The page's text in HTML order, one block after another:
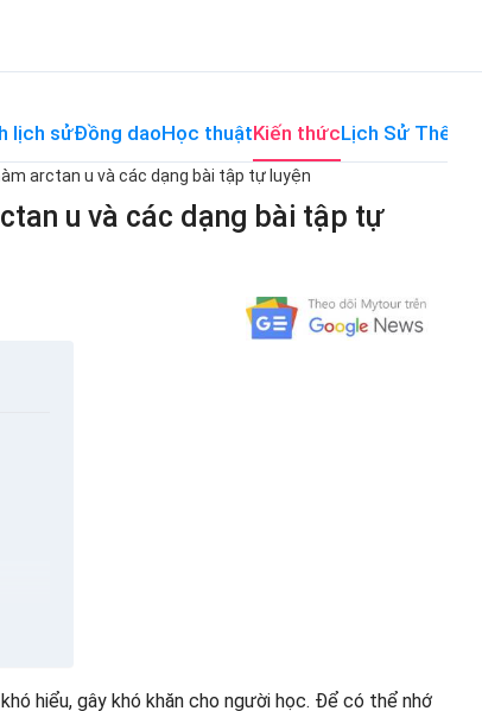
lịch sửĐồng daoHọc thuậtKiến thứcLịch Sử Thế Giới
arctan u và các dạng bài tập tự luyện
u và các dạng bài tập tự
hiểu, gây khó khăn cho người học. Để có thể nhớ